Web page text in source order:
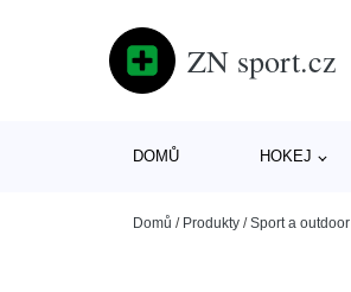
ZN sport.cz
DOMŮ HOKEJ
Domů / Produkty /Sport a outdoor